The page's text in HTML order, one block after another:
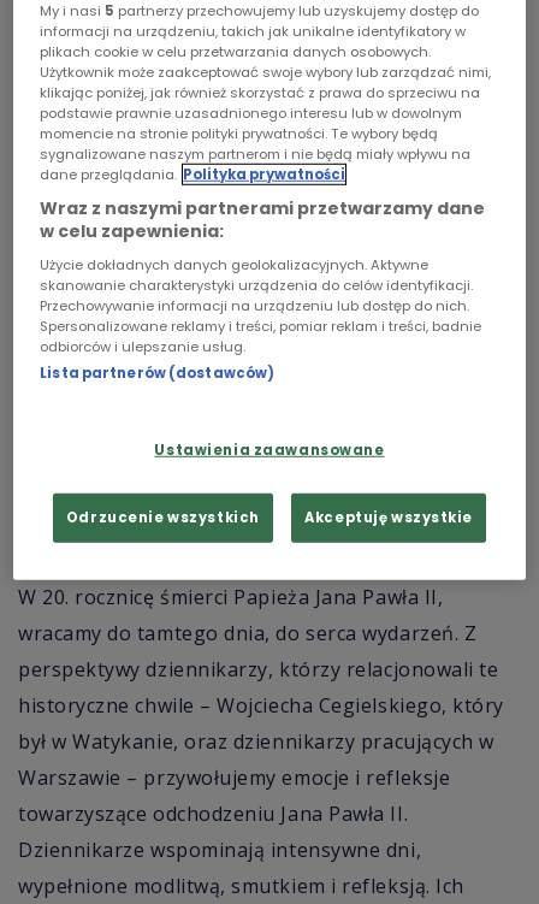
Chopin
Podcasty
zgromadzonych w Watykanie.
Muzeum Archidiecezjalne w
"Ten dzień"- reportaż Joanny Bogusławskiej
W 20. rocznicę śmierci Papieża Jana Pawła II,
wracamy do tamtego dnia, do serca wydarzeń. Z
perspektywy dziennikarzy, którzy relacjonowali te
historyczne chwile – Wojciecha Cegielskiego, który
był w Watykanie, oraz dziennikarzy pracujących w
Warszawie – przywołujemy emocje i refleksje
towarzyszące odchodzeniu Jana Pawła II.
Dziennikarze wspominają intensywne dni,
wypełnione modlitwą, smutkiem i refleksją. Ich
My i nasi 5 partnerzy przechowujemy lub uzyskujemy dostęp do
informacji na urządzeniu, takich jak unikalne identyfikatory w
plikach cookie w celu przetwarzania danych osobowych.
Użytkownik może zaakceptować swoje wybory lub zarządzać nimi,
klikając poniżej, jak również skorzystać z prawa do sprzeciwu na
podstawie prawnie uzasadnionego interesu lub w dowolnym
momencie na stronie polityki prywatności. Te wybory będą
sygnalizowane naszym partnerom i nie będą miały wpływu na
dane przeglądania. Polityka prywatności
Wraz z naszymi partnerami przetwarzamy dane
w celu zapewnienia:
Użycie dokładnych danych geolokalizacyjnych. Aktywne
skanowanie charakterystyki urządzenia do celów identyfikacji.
Przechowywanie informacji na urządzeniu lub dostęp do nich.
Spersonalizowane reklamy i treści, pomiar reklam i treści, badnie
odbiorców i ulepszanie usług.
Lista partnerów (dostawców)
Ustawienia zaawansowane
Odrzucenie wszystkich Akceptuję wszystkie